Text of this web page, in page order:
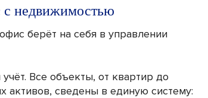
с недвижимостью
берёт на себя в управлении
Все объекты, от квартир до
активов, сведены в единую систему: